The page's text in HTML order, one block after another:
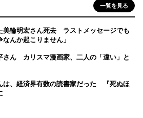
一覧を見る
美輪明宏さん死去 ラストメッセージでも
んか起こりません」
さん カリスマ漫画家、二人の「違い」と
は、経済界有数の読書家だった 『死ぬほ